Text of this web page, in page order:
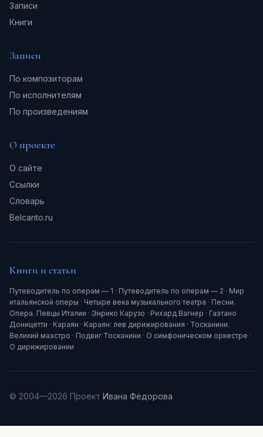
Записи
Книги
Записи
По композиторам
По исполнителям
По произведениям
О проекте
О сайте
Ссылки
Словарь
Belcanto.ru
Книги и статьи
Путеводитель по операм — 1 · Путеводитель по операм — 2 · Мир
итальянской оперы · Четыре века музыкального театра · Песни.
Опера. Певцы Италии · Энрико Карузо · Рихард Вагнер · Гаэтано
Доницетти · Караян · Караян: лев дирижирования · Тосканини.
Великий маэстро · Подвиг Тосканини · О симфоническом оркестре ·
О дирижировании
© 2004—2026 Проект Ивана Фёдорова